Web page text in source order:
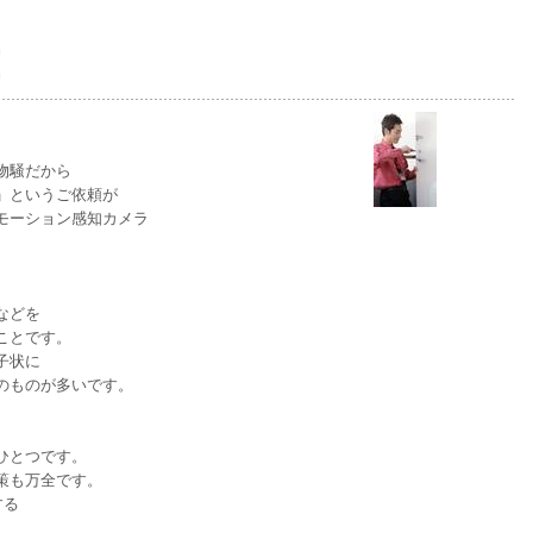
騒だから
というご依頼が
ーション感知カメラ
どを
です。
状に
のが多いです。
つです。
万全です。